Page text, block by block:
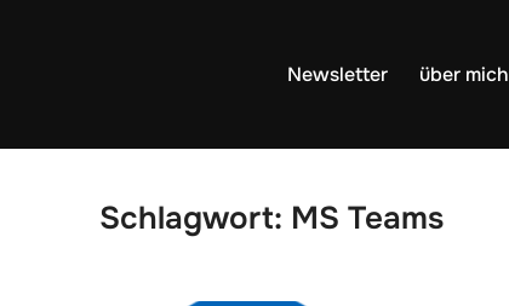
Newsletter über mich
Schlagwort: MS Teams